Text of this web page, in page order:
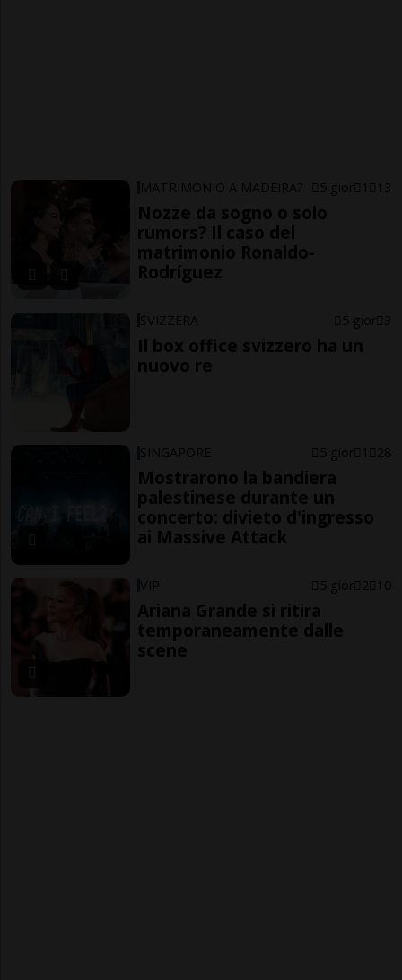
MATRIMONIO A MADEIRA? 5 gior 1 13
Nozze da sogno o solo
rumors? Il caso del
matrimonio Ronaldo-
Rodríguez
SVIZZERA 5 gior 3
Il box office svizzero ha un
nuovo re
SINGAPORE 5 gior 1 28
Mostrarono la bandiera
palestinese durante un
concerto: divieto d'ingresso
ai Massive Attack
VIP 5 gior 2 10
Ariana Grande si ritira
temporaneamente dalle
scene